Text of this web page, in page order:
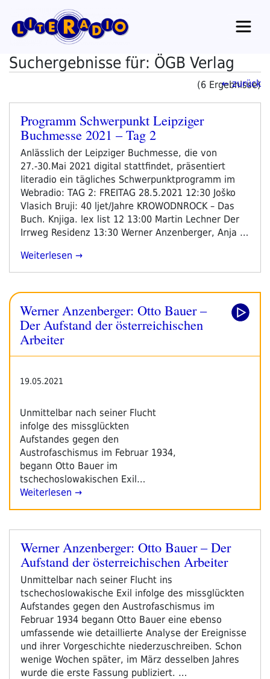
Inhalt
springen
Suchergebnisse für: ÖGB Verlag
(6 Ergebnisse)
← zurück
Veröffentlicht
am
Programm Schwerpunkt Leipziger
Buchmesse 2021 – Tag 2
Anlässlich der Leipziger Buchmesse, die von
27.-30.Mai 2021 digital stattfindet, präsentiert
literadio ein tägliches Schwerpunktprogramm im
Webradio: TAG 2: FREITAG 28.5.2021 12:30 Joško
Vlasich Bruji: 40 ljet/Jahre KROWODNROCK – Das
Buch. Knjiga. lex list 12 13:00 Martin Lechner Der
Irrweg Residenz 13:30 Werner Anzenberger, Anja …
„Programm
Buchmesse
2021
–
Tag
2“
Weiterlesen
Werner Anzenberger: Otto Bauer –
Der Aufstand der österreichischen
Arbeiter
19.05.2021
Unmittelbar nach seiner Flucht
infolge des missglückten
Aufstandes gegen den
Austrofaschismus im Februar 1934,
begann Otto Bauer im
tschechoslowakischen Exil…
Weiterlesen →
Veröffentlicht
am
Werner Anzenberger: Otto Bauer – Der
Aufstand der österreichischen Arbeiter
Unmittelbar nach seiner Flucht ins
tschechoslowakische Exil infolge des missglückten
Aufstandes gegen den Austrofaschismus im
Februar 1934 begann Otto Bauer eine ebenso
umfassende wie detaillierte Analyse der Ereignisse
und ihrer Vorgeschichte niederzuschreiben. Schon
wenige Wochen später, im März desselben Jahres
wurde die erste Fassung publiziert. …